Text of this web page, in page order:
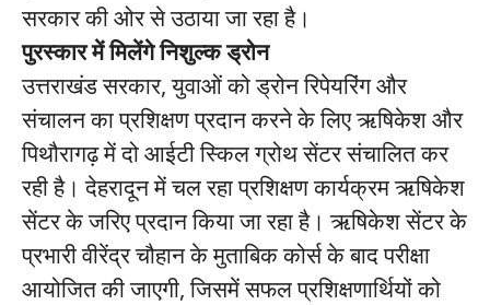
सरकार की ओर से उठाया जा रहा है।
पुरस्कार में मिलेंगे निशुल्क ड्रोन
उत्तराखंड सरकार, युवाओं को ड्रोन रिपेयरिंग और
संचालन का प्रशिक्षण प्रदान करने के लिए ऋषिकेश और
पिथौरागढ़ में दो आईटी स्किल ग्रोथ सेंटर संचालित कर
रही है। देहरादून में चल रहा प्रशिक्षण कार्यक्रम ऋषिकेश
सेंटर के जरिए प्रदान किया जा रहा है। ऋषिकेश सेंटर के
प्रभारी वीरेंद्र चौहान के मुताबिक कोर्स के बाद परीक्षा
आयोजित की जाएगी, जिसमें सफल प्रशिक्षणार्थियों को